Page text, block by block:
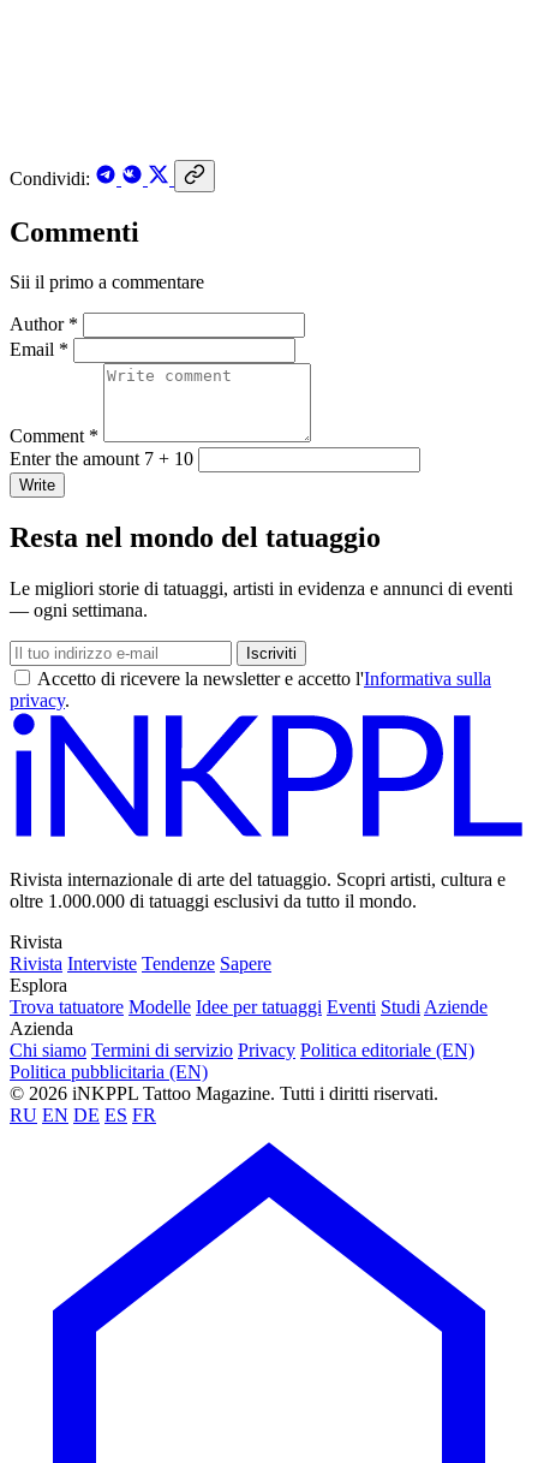
Condividi:
Commenti
Sii il primo a commentare
Author *
Email *
Comment *
Enter the amount 7 + 10
Write
Resta nel mondo del tatuaggio
Le migliori storie di tatuaggi, artisti in evidenza e annunci di eventi
— ogni settimana.
Iscriviti
Accetto di ricevere la newsletter e accetto l'Informativa sulla
privacy.
Rivista internazionale di arte del tatuaggio. Scopri artisti, cultura e
oltre 1.000.000 di tatuaggi esclusivi da tutto il mondo.
Rivista
Rivista Interviste Tendenze Sapere
Esplora
Trova tatuatore Modelle Idee per tatuaggi Eventi Studi Aziende
Azienda
Chi siamo Termini di servizio Privacy Politica editoriale (EN)
Politica pubblicitaria (EN)
© 2026 iNKPPL Tattoo Magazine. Tutti i diritti riservati.
RU EN DE ES FR